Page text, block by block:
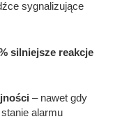
sygnalizujące
silniejsze reakcje
– nawet gdy
alarmu